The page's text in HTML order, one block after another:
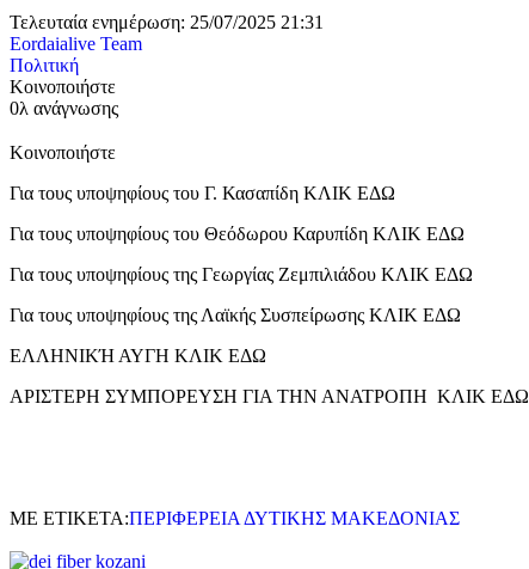
Τελευταία ενημέρωση: 25/07/2025 21:31
Eordaialive Team
Πολιτική
Κοινοποιήστε
0λ ανάγνωσης
Κοινοποιήστε
Για τους υποψηφίους του Γ. Κασαπίδη ΚΛΙΚ ΕΔΩ
Για τους υποψηφίους του Θεόδωρου Καρυπίδη ΚΛΙΚ ΕΔΩ
Για τους υποψηφίους της Γεωργίας Ζεμπιλιάδου ΚΛΙΚ ΕΔΩ
Για τους υποψηφίους της Λαϊκής Συσπείρωσης ΚΛΙΚ ΕΔΩ
ΕΛΛΗΝΙΚΉ ΑΥΓΗ ΚΛΙΚ ΕΔΩ
ΑΡΙΣΤΕΡΗ ΣΥΜΠΟΡΕΥΣΗ ΓΙΑ ΤΗΝ ΑΝΑΤΡΟΠΗ ΚΛΙΚ ΕΔΩ
ΜΕ ΕΤΙΚΕΤΑ:ΠΕΡΙΦΕΡΕΙΑ ΔΥΤΙΚΗΣ ΜΑΚΕΔΟΝΙΑΣ